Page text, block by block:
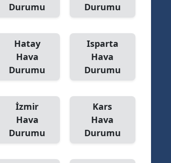
Durumu
Durumu
Hatay
Hava
Durumu
Isparta
Hava
Durumu
İzmir
Hava
Durumu
Kars
Hava
Durumu